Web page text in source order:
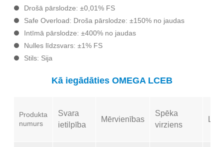
Drošā pārslodze: ±0,01% FS
Safe Overload: Droša pārslodze: ±150% no jaudas
Intīmā pārslodze: ±400% no jaudas
Nulles līdzsvars: ±1% FS
Stils: Sija
Kā iegādāties OMEGA LCEB
Produkta
numurs
Svara
ietilpība
Mērvienības
Spēka
virziens